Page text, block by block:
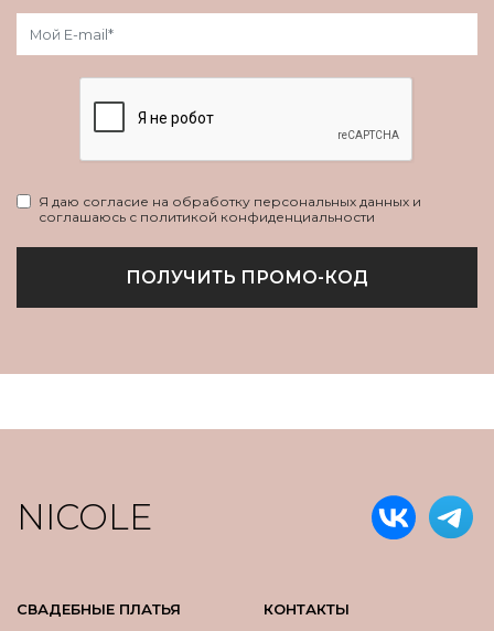
Я даю согласие на обработку персональных данных и
соглашаюсь с политикой конфиденциальности
ПОЛУЧИТЬ ПРОМО-КОД
NICOLE
СВАДЕБНЫЕ ПЛАТЬЯ
КОНТАКТЫ